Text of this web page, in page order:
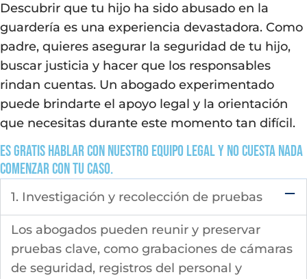
Descubrir que tu hijo ha sido abusado en la
guardería es una experiencia devastadora. Como
padre, quieres asegurar la seguridad de tu hijo,
buscar justicia y hacer que los responsables
rindan cuentas. Un abogado experimentado
puede brindarte el apoyo legal y la orientación
que necesitas durante este momento tan difícil.
Es gratis hablar con nuestro equipo legal y no cuesta nada
comenzar con tu caso.
1. Investigación y recolección de pruebas
Los abogados pueden reunir y preservar
pruebas clave, como grabaciones de cámaras
de seguridad, registros del personal y